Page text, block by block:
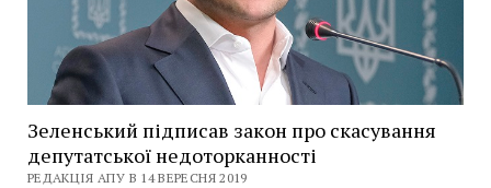
Зеленський підписав закон про скасування
депутатської недоторканності
РЕДАКЦІЯ АПУ В 14 ВЕРЕСНЯ 2019